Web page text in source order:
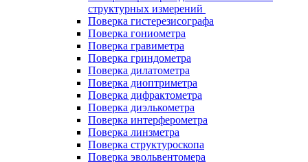
структурных измерений
Поверка гистерезисографа
Поверка гониометра
Поверка гравиметра
Поверка гриндометра
Поверка дилатометра
Поверка диоптриметра
Поверка дифрактометра
Поверка диэлькометра
Поверка интерферометра
Поверка линзметра
Поверка структуроскопа
Поверка эвольвентомера